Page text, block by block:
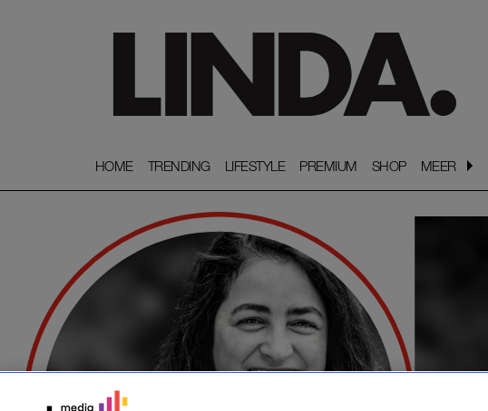
HOME
HOME TRENDING
TRENDING LIFESTYLE
LIFESTYLE PREMIUM
PREMIUM SHOP
SHOP MEER
MEER